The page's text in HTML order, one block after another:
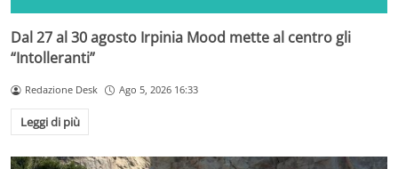
Dal 27 al 30 agosto Irpinia Mood mette al centro gli
“Intolleranti”
Redazione Desk Ago 5, 2026 16:33
Leggi di più